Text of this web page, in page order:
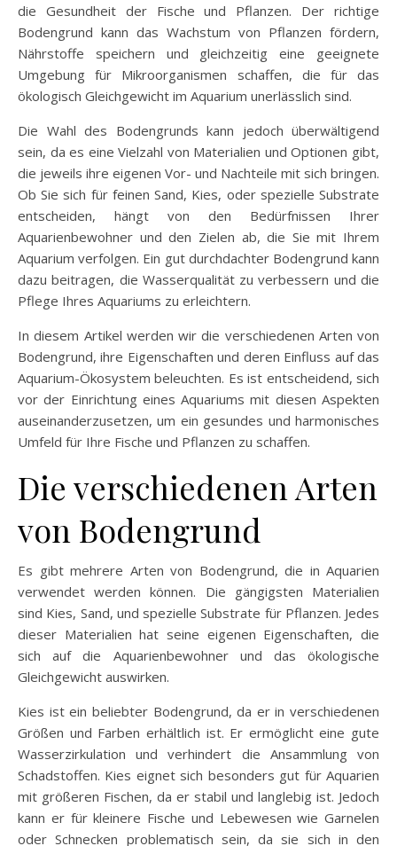
die Gesundheit der Fische und Pflanzen. Der richtige
Bodengrund kann das Wachstum von Pflanzen fördern,
Nährstoffe speichern und gleichzeitig eine geeignete
Umgebung für Mikroorganismen schaffen, die für das
ökologisch Gleichgewicht im Aquarium unerlässlich sind.
Die Wahl des Bodengrunds kann jedoch überwältigend
sein, da es eine Vielzahl von Materialien und Optionen gibt,
die jeweils ihre eigenen Vor- und Nachteile mit sich bringen.
Ob Sie sich für feinen Sand, Kies, oder spezielle Substrate
entscheiden, hängt von den Bedürfnissen Ihrer
Aquarienbewohner und den Zielen ab, die Sie mit Ihrem
Aquarium verfolgen. Ein gut durchdachter Bodengrund kann
dazu beitragen, die Wasserqualität zu verbessern und die
Pflege Ihres Aquariums zu erleichtern.
In diesem Artikel werden wir die verschiedenen Arten von
Bodengrund, ihre Eigenschaften und deren Einfluss auf das
Aquarium-Ökosystem beleuchten. Es ist entscheidend, sich
vor der Einrichtung eines Aquariums mit diesen Aspekten
auseinanderzusetzen, um ein gesundes und harmonisches
Umfeld für Ihre Fische und Pflanzen zu schaffen.
Die verschiedenen Arten
von Bodengrund
Es gibt mehrere Arten von Bodengrund, die in Aquarien
verwendet werden können. Die gängigsten Materialien
sind Kies, Sand, und spezielle Substrate für Pflanzen. Jedes
dieser Materialien hat seine eigenen Eigenschaften, die
sich auf die Aquarienbewohner und das ökologische
Gleichgewicht auswirken.
Kies ist ein beliebter Bodengrund, da er in verschiedenen
Größen und Farben erhältlich ist. Er ermöglicht eine gute
Wasserzirkulation und verhindert die Ansammlung von
Schadstoffen. Kies eignet sich besonders gut für Aquarien
mit größeren Fischen, da er stabil und langlebig ist. Jedoch
kann er für kleinere Fische und Lebewesen wie Garnelen
oder Schnecken problematisch sein, da sie sich in den